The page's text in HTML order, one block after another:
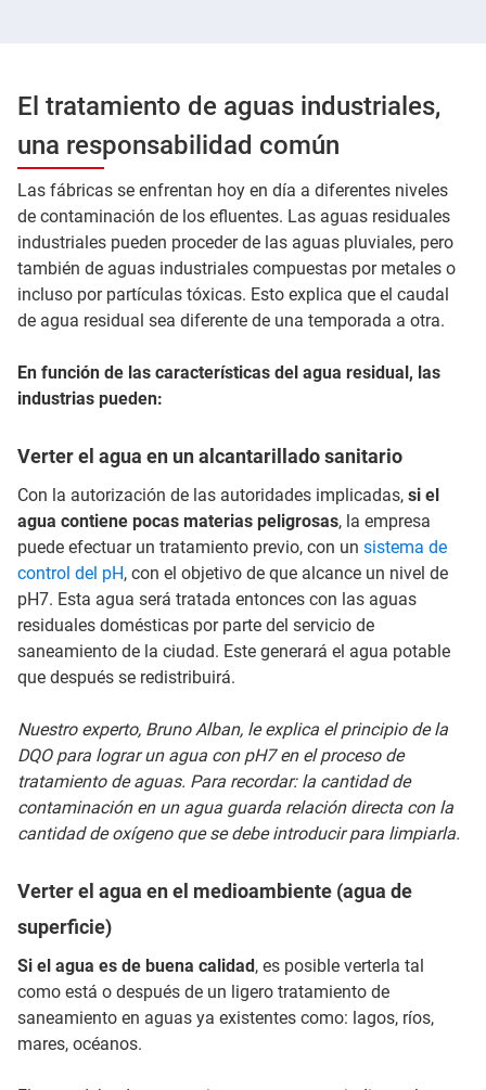
El tratamiento de aguas industriales,
una responsabilidad común
Las fábricas se enfrentan hoy en día a diferentes niveles
de contaminación de los efluentes. Las aguas residuales
industriales pueden proceder de las aguas pluviales, pero
también de aguas industriales compuestas por metales o
incluso por partículas tóxicas. Esto explica que el caudal
de agua residual sea diferente de una temporada a otra.
En función de las características del agua residual, las
industrias pueden:
Verter el agua en un alcantarillado sanitario
Con la autorización de las autoridades implicadas, si el
agua contiene pocas materias peligrosas, la empresa
puede efectuar un tratamiento previo, con un sistema de
control del pH, con el objetivo de que alcance un nivel de
pH7. Esta agua será tratada entonces con las aguas
residuales domésticas por parte del servicio de
saneamiento de la ciudad. Este generará el agua potable
que después se redistribuirá.
Nuestro experto, Bruno Alban, le explica el principio de la
DQO para lograr un agua con pH7 en el proceso de
tratamiento de aguas. Para recordar: la cantidad de
contaminación en un agua guarda relación directa con la
cantidad de oxígeno que se debe introducir para limpiarla.
Verter el agua en el medioambiente (agua de
superficie)
Si el agua es de buena calidad , es posible verterla tal
como está o después de un ligero tratamiento de
saneamiento en aguas ya existentes como: lagos, ríos,
mares, océanos.